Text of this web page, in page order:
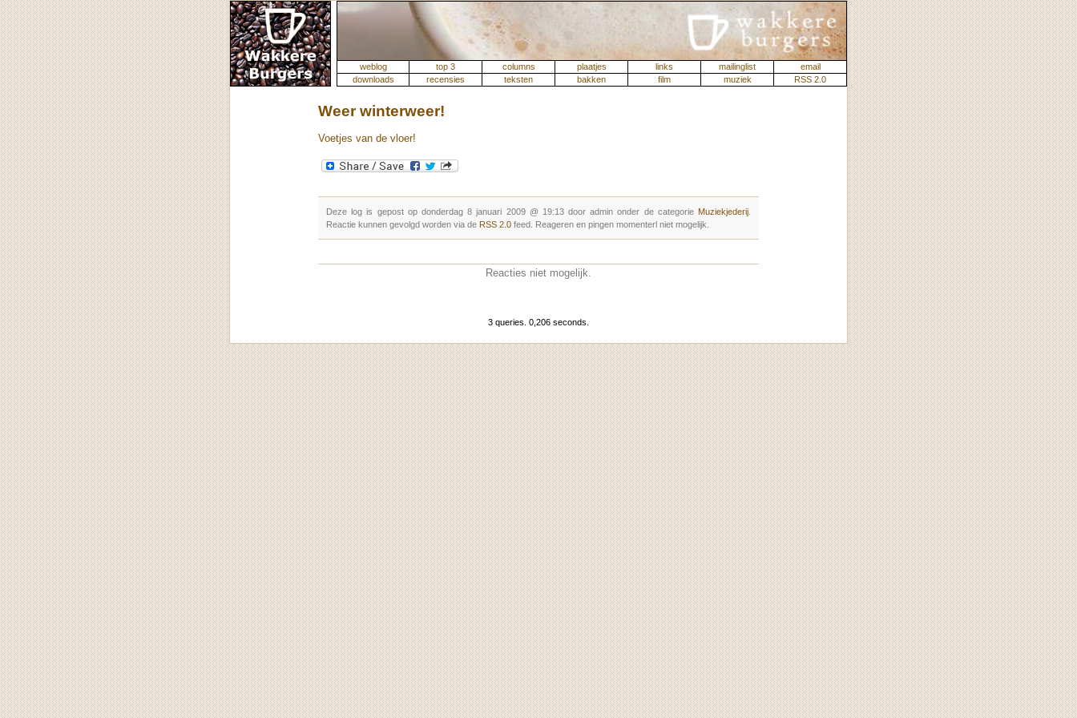
weblog top 3 columns plaatjes links mailinglist
email
downloads
recensies teksten bakken film muziek RSS 2.0
Weer winterweer!
Voetjes van de vloer!
Deze log is gepost op donderdag 8 januari 2009 @ 19:13 door admin onder de categorie Muziekjederij
Reactie kunnen gevolgd worden via de RSS 2.0 feed. Reageren en pingen momenterl niet mogelijk.
Reacties niet mogelijk.
3 queries. 0,206 seconds.